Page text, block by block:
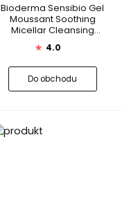
Bioderma Sensibio Gel
Moussant Soothing
Micellar Cleansing
★ 4.0
Do obchodu